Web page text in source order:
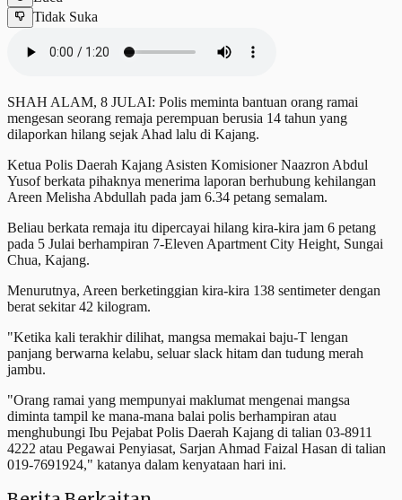
Tidak Suka
SHAH ALAM, 8 JULAI: Polis meminta bantuan orang ramai
mengesan seorang remaja perempuan berusia 14 tahun yang
dilaporkan hilang sejak Ahad lalu di Kajang.
Ketua Polis Daerah Kajang Asisten Komisioner Naazron Abdul
Yusof berkata pihaknya menerima laporan berhubung kehilangan
Areen Melisha Abdullah pada jam 6.34 petang semalam.
Beliau berkata remaja itu dipercayai hilang kira-kira jam 6 petang
pada 5 Julai berhampiran 7-Eleven Apartment City Height, Sungai
Chua, Kajang.
Menurutnya, Areen berketinggian kira-kira 138 sentimeter dengan
berat sekitar 42 kilogram.
"Ketika kali terakhir dilihat, mangsa memakai baju-T lengan
panjang berwarna kelabu, seluar slack hitam dan tudung merah
jambu.
"Orang ramai yang mempunyai maklumat mengenai mangsa
diminta tampil ke mana-mana balai polis berhampiran atau
menghubungi Ibu Pejabat Polis Daerah Kajang di talian 03-8911
4222 atau Pegawai Penyiasat, Sarjan Ahmad Faizal Hasan di talian
019-7691924," katanya dalam kenyataan hari ini.